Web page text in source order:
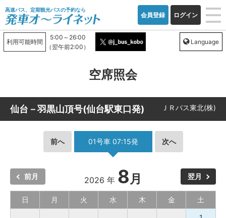
高速バス、定期観光バスの予約なら
会員登録 ログイン
利用可能時間
5:00～26:00
（翌午前2:00）
Language
空席照会
仙台－羽黒山頂号(仙台駅東口発) ＪＲバス東北(株)
前へ 01号車 07:15発 次へ
前月 2026 年 8月 翌月
日 月 火 水 木 金 土